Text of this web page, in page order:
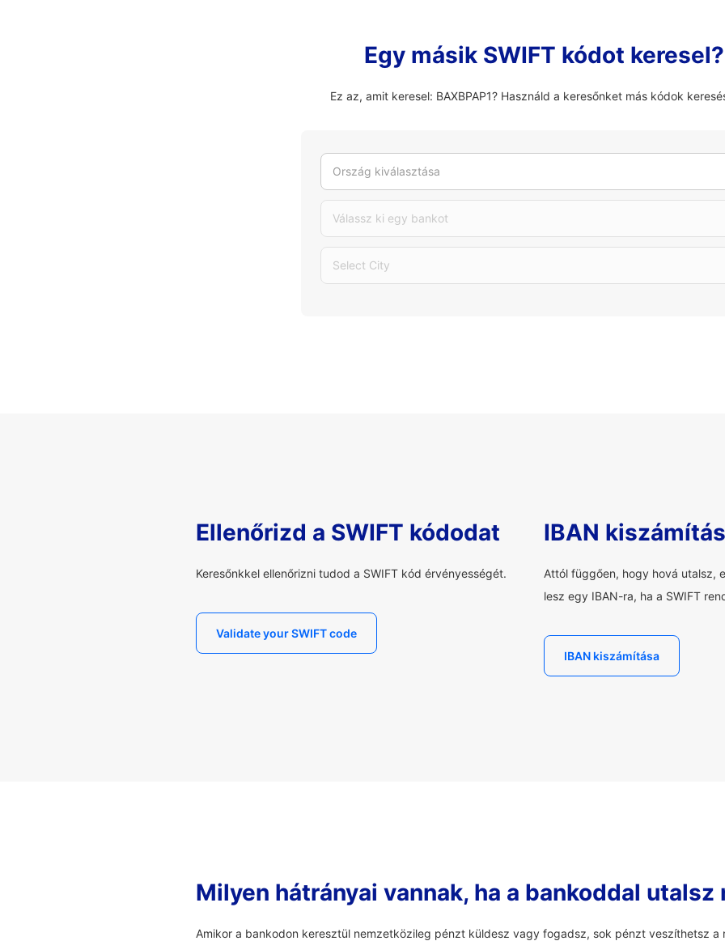
Egy másik SWIFT kódot keresel?
Ez az, amit keresel: BAXBPAP1? Használd a keresőnket más kódok
Ország kiválasztása
Válassz ki egy bankot
Select City
Ellenőrizd a SWIFT kódodat
Keresőnkkel ellenőrizni tudod a SWIFT kód érvényességét.
Validate your SWIFT code
IBAN
Attól függően, hogy hová utalsz,
lesz egy IBAN-ra, ha a SWIFT
IBAN kiszámítása
Milyen hátrányai vannak, ha a bankoddal
Amikor a bankodon keresztül nemzetközileg pénzt küldesz vagy fogadsz, sok pénzt veszíthetsz a